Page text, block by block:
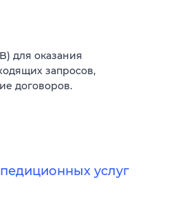
для оказания
запросов,
договоров.
услуг